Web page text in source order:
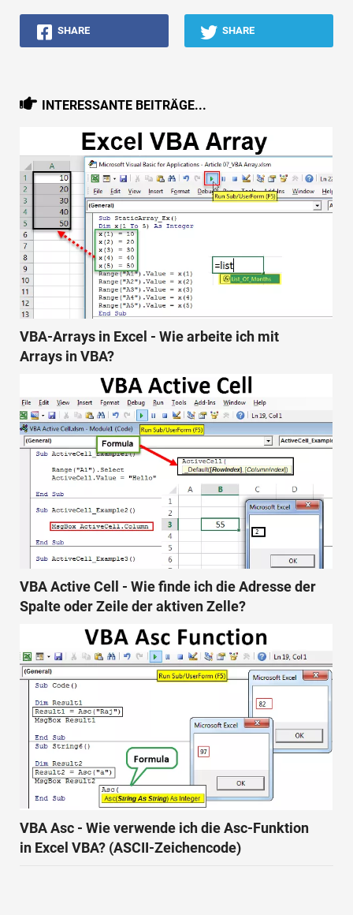
SHARE SHARE
INTERESSANTE BEITRÄGE...
VBA-Arrays in Excel - Wie arbeite ich mit
Arrays in VBA?
VBA Active Cell - Wie finde ich die Adresse der
Spalte oder Zeile der aktiven Zelle?
VBA Asc - Wie verwende ich die Asc-Funktion
in Excel VBA? (ASCII-Zeichencode)